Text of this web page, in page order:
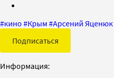
#кино #Крым #Арсений Яценюк
Подписаться
Информация: